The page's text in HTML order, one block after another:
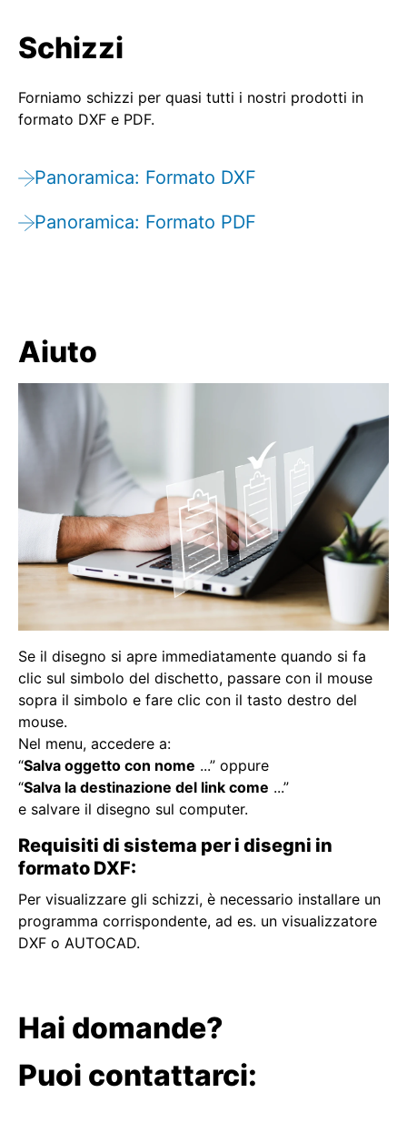
Schizzi
Forniamo schizzi per quasi tutti i nostri prodotti in
formato DXF e PDF.
Panoramica: Formato DXF
Panoramica: Formato PDF
Aiuto
Se il disegno si apre immediatamente quando si fa
clic sul simbolo del dischetto, passare con il mouse
sopra il simbolo e fare clic con il tasto destro del
mouse.
Nel menu, accedere a:
“Salva oggetto con nome ...” oppure
“Salva la destinazione del link come ...”
e salvare il disegno sul computer.
Requisiti di sistema per i disegni in
formato DXF:
Per visualizzare gli schizzi, è necessario installare un
programma corrispondente, ad es. un visualizzatore
DXF o AUTOCAD.
Hai domande?
Puoi contattarci: